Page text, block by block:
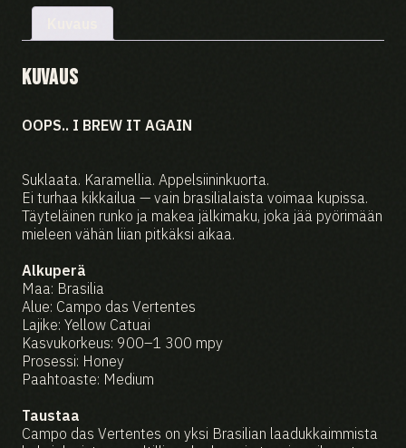
Kuvaus
OOPS.. I BREW IT AGAIN
Suklaata. Karamellia. Appelsiininkuorta.
Ei turhaa kikkailua — vain brasilialaista voimaa kupissa.
Täyteläinen runko ja makea jälkimaku, joka jää pyörimään
mieleen vähän liian pitkäksi aikaa.
Alkuperä
Maa: Brasilia
Alue: Campo das Vertentes
Lajike: Yellow Catuai
Kasvukorkeus: 900–1 300 mpy
Prosessi: Honey
Paahtoaste: Medium
Taustaa
Campo das Vertentes on yksi Brasilian laadukkaimmista